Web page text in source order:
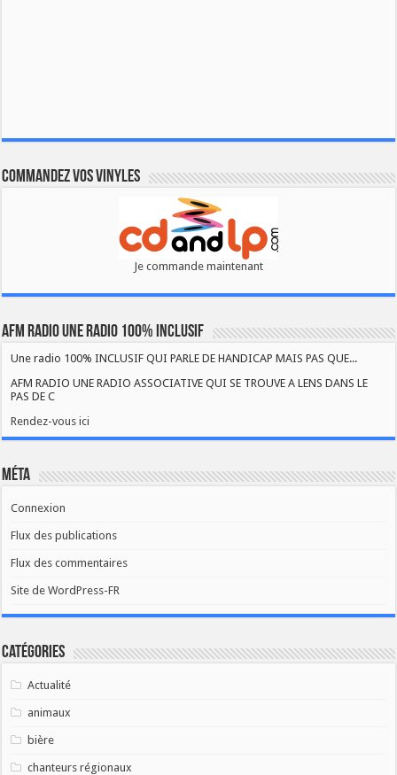
Commandez vos vinyles
Je commande maintenant
AFM RADIO UNE RADIO 100% INCLUSIF
Une radio 100% INCLUSIF QUI PARLE DE HANDICAP MAIS PAS QUE...
AFM RADIO UNE RADIO ASSOCIATIVE QUI SE TROUVE A LENS DANS LE
PAS DE C
Rendez-vous ici
Méta
Connexion
Flux des publications
Flux des commentaires
Site de WordPress-FR
Catégories
Actualité
animaux
bière
chanteurs régionaux